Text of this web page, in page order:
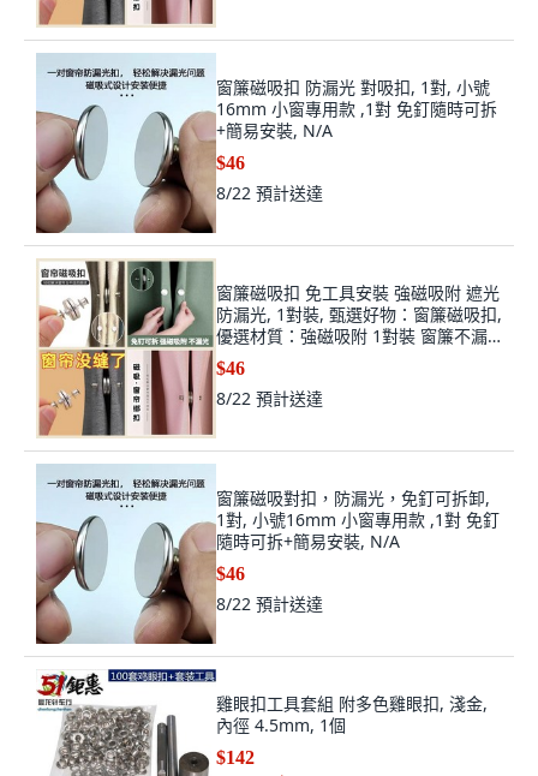
窗簾磁吸扣 防漏光 對吸扣, 1對, 小號
16mm 小窗專用款 ,1對 免釘隨時可拆
+簡易安裝, N/A
$46
8/22 預計送達
窗簾磁吸扣 免工具安裝 強磁吸附 遮光
防漏光, 1對裝, 甄選好物：窗簾磁吸扣,
優選材質：強磁吸附 1對裝 窗簾不漏
光, N/A
$46
8/22 預計送達
窗簾磁吸對扣，防漏光，免釘可拆卸,
1對, 小號16mm 小窗專用款 ,1對 免釘
隨時可拆+簡易安裝, N/A
$46
8/22 預計送達
雞眼扣工具套組 附多色雞眼扣, 淺金,
內徑 4.5mm, 1個
$142